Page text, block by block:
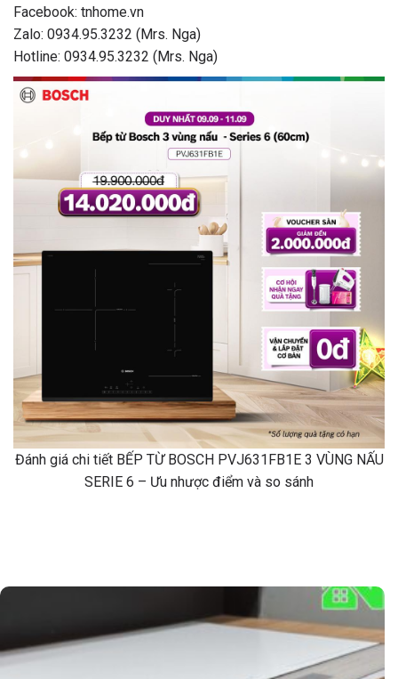
Facebook: tnhome.vn
Zalo: 0934.95.3232 (Mrs. Nga)
Hotline: 0934.95.3232 (Mrs. Nga)
Đánh giá chi tiết BẾP TỪ BOSCH PVJ631FB1E 3 VÙNG NẤU
SERIE 6 – Ưu nhược điểm và so sánh